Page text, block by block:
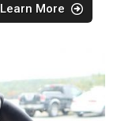
Learn More